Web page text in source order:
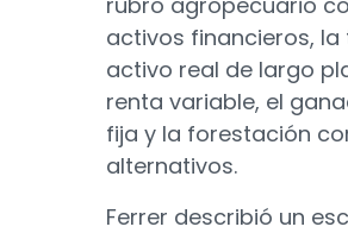
activos financieros,
activo real de largo
renta variable, el
fija y la forestación
alternativos.
Ferrer describió un